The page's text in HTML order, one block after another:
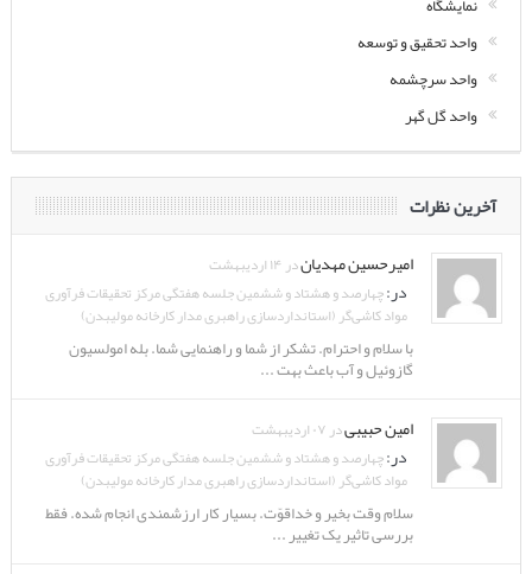
واحد تحقیق و توسعه
واحد سرچشمه
واحد گل گهر
آخرین نظرات
امیرحسین مهدیاندر ۱۴ اردیبهشت
در:چهارصد و هشتاد و ششمین جلسه هفتگی مرکز تحقیقات فرآوری
مواد کاشی‌گر (استانداردسازی راهبری مدار کارخانه مولیبدن)
با سلام و احترام. تشکر از شما و راهنمایی شما. بله امولسیون
گازوئیل و آب باعث بهت ...
امین حبیبیدر ۰۷ اردیبهشت
در:چهارصد و هشتاد و ششمین جلسه هفتگی مرکز تحقیقات فرآوری
مواد کاشی‌گر (استانداردسازی راهبری مدار کارخانه مولیبدن)
سلام وقت بخیر و خداقوّت. بسیار کار ارزشمندی انجام شده. فقط
بررسی تاثیر یک تغییر ...